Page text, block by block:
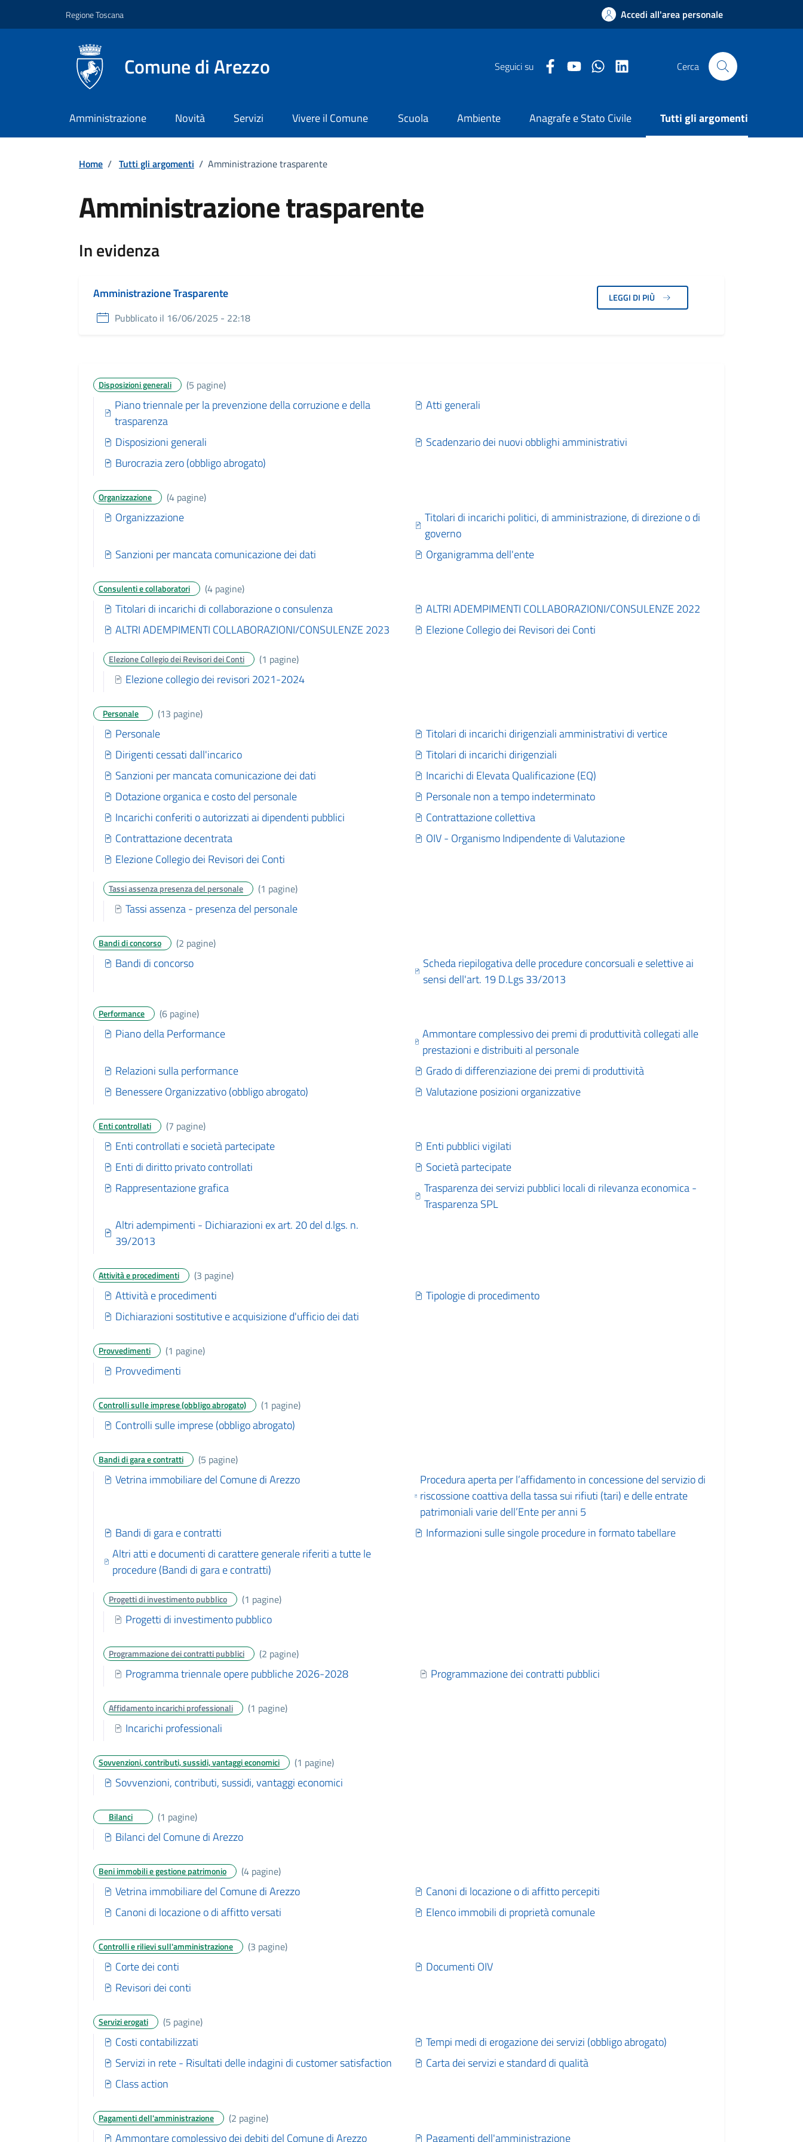
Regione Toscana Accedi all'area personale
Comune di Arezzo Seguici su Facebook Comune di Arezzo
Youtube Comune di Arezzo
Twitter Comune di Arezzo
LinkedIn Comune di Arezzo
Cerca
Amministrazione Novità Servizi Vivere il Comune Scuola Ambiente Anagrafe e Stato Civile Tutti gli argomenti
Home / Tutti gli argomenti / Amministrazione trasparente
Amministrazione trasparente
Dettagli
In evidenza
Amministrazione Trasparente
Pubblicato il 16/06/2025 - 22:18
LEGGI DI PIÙ
Disposizioni generali (5 pagine)
Piano triennale per la prevenzione della corruzione e della
trasparenza
Atti generali
Disposizioni generali
Scadenzario dei nuovi obblighi amministrativi
Burocrazia zero (obbligo abrogato)
Organizzazione (4 pagine)
Organizzazione
Titolari di incarichi politici, di amministrazione, di direzione o di
governo
Sanzioni per mancata comunicazione dei dati
Organigramma dell'ente
Consulenti e collaboratori (4 pagine)
Titolari di incarichi di collaborazione o consulenza
ALTRI ADEMPIMENTI COLLABORAZIONI/CONSULENZE 2022
ALTRI ADEMPIMENTI COLLABORAZIONI/CONSULENZE 2023
Elezione Collegio dei Revisori dei Conti
Elezione Collegio dei Revisori dei Conti (1 pagine)
Elezione collegio dei revisori 2021-2024
Personale (13 pagine)
Personale
Titolari di incarichi dirigenziali amministrativi di vertice
Dirigenti cessati dall'incarico
Titolari di incarichi dirigenziali
Sanzioni per mancata comunicazione dei dati
Incarichi di Elevata Qualificazione (EQ)
Dotazione organica e costo del personale
Personale non a tempo indeterminato
Incarichi conferiti o autorizzati ai dipendenti pubblici
Contrattazione collettiva
Contrattazione decentrata
OIV - Organismo Indipendente di Valutazione
Elezione Collegio dei Revisori dei Conti
Tassi assenza presenza del personale (1 pagine)
Tassi assenza - presenza del personale
Bandi di concorso (2 pagine)
Bandi di concorso
Scheda riepilogativa delle procedure concorsuali e selettive ai
sensi dell'art. 19 D.Lgs 33/2013
Performance (6 pagine)
Piano della Performance
Ammontare complessivo dei premi di produttività collegati alle
prestazioni e distribuiti al personale
Relazioni sulla performance
Grado di differenziazione dei premi di produttività
Benessere Organizzativo (obbligo abrogato)
Valutazione posizioni organizzative
Enti controllati (7 pagine)
Enti controllati e società partecipate
Enti pubblici vigilati
Enti di diritto privato controllati
Società partecipate
Rappresentazione grafica
Trasparenza dei servizi pubblici locali di rilevanza economica -
Trasparenza SPL
Altri adempimenti - Dichiarazioni ex art. 20 del d.lgs. n.
39/2013
Attività e procedimenti (3 pagine)
Attività e procedimenti
Tipologie di procedimento
Dichiarazioni sostitutive e acquisizione d'ufficio dei dati
Provvedimenti (1 pagine)
Provvedimenti
Controlli sulle imprese (obbligo abrogato) (1 pagine)
Controlli sulle imprese (obbligo abrogato)
Bandi di gara e contratti (5 pagine)
Vetrina immobiliare del Comune di Arezzo
Procedura aperta per l’affidamento in concessione del servizio di
riscossione coattiva della tassa sui rifiuti (tari) e delle entrate
patrimoniali varie dell’Ente per anni 5
Bandi di gara e contratti
Informazioni sulle singole procedure in formato tabellare
Altri atti e documenti di carattere generale riferiti a tutte le
procedure (Bandi di gara e contratti)
Progetti di investimento pubblico (1 pagine)
Progetti di investimento pubblico
Programmazione dei contratti pubblici (2 pagine)
Programma triennale opere pubbliche 2026-2028 Programmazione dei contratti pubblici
Affidamento incarichi professionali (1 pagine)
Incarichi professionali
Sovvenzioni, contributi, sussidi, vantaggi economici (1 pagine)
Sovvenzioni, contributi, sussidi, vantaggi economici
Bilanci (1 pagine)
Bilanci del Comune di Arezzo
Beni immobili e gestione patrimonio (4 pagine)
Vetrina immobiliare del Comune di Arezzo
Canoni di locazione o di affitto percepiti
Canoni di locazione o di affitto versati
Elenco immobili di proprietà comunale
Controlli e rilievi sull'amministrazione (3 pagine)
Corte dei conti
Documenti OIV
Revisori dei conti
Servizi erogati (5 pagine)
Costi contabilizzati
Tempi medi di erogazione dei servizi (obbligo abrogato)
Servizi in rete - Risultati delle indagini di customer satisfaction
Carta dei servizi e standard di qualità
Class action
Pagamenti dell'amministrazione (2 pagine)
Ammontare complessivo dei debiti del Comune di Arezzo Pagamenti dell'amministrazione